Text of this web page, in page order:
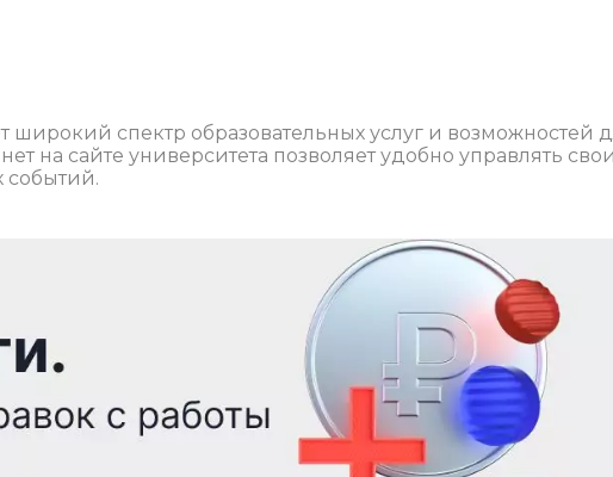
широкий спектр образовательных услуг и возможностей
на сайте университета позволяет удобно управлять
событий.